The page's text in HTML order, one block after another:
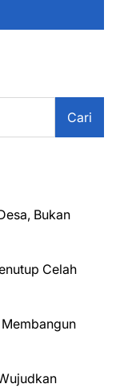
Cari
Bukan
Celah